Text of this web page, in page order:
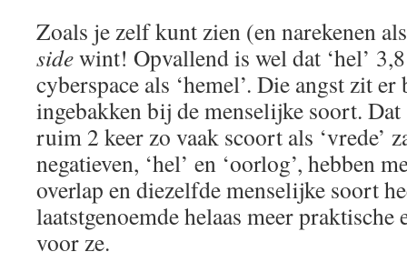
Zoals je zelf kunt zien (en narekenen
sidewint! Opvallend is wel dat ‘hel’
cyberspace als ‘hemel’. Die angst zit
ingebakken bij de menselijke soort.
ruim 2 keer zo vaak scoort als ‘vrede’
negatieven, ‘hel’ en ‘oorlog’, hebben
overlap en diezelfde menselijke soort
laatstgenoemde helaas meer
voor ze.